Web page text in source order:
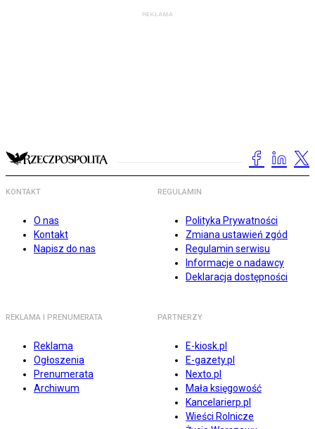
KONTAKT
O nas
Kontakt
Napisz do nas
REGULAMIN
Polityka Prywatności
Zmiana ustawień zgód
Regulamin serwisu
Informacje o nadawcy
Deklaracja dostępności
REKLAMA I PRENUMERATA
Reklama
Ogłoszenia
Prenumerata
Archiwum
PARTNERZY
E-kiosk.pl
E-gazety.pl
Nexto.pl
Mała księgowość
Kancelarierp.pl
Wieści Rolnicze